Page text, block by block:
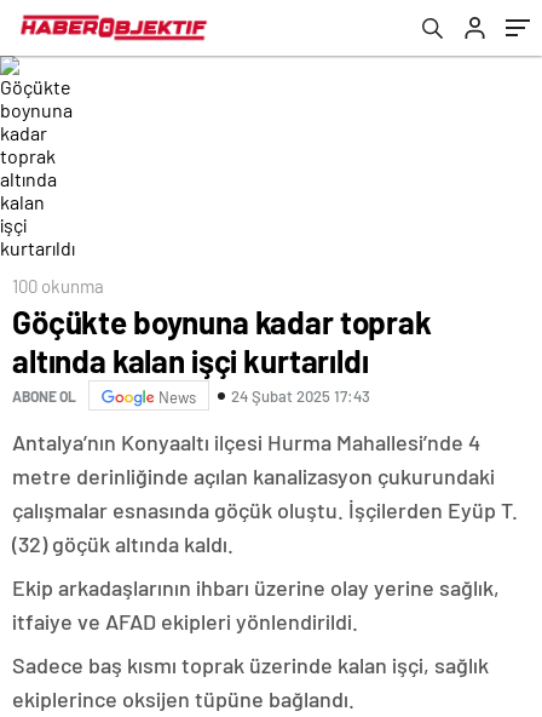
100 okunma
Göçükte boynuna kadar toprak
altında kalan işçi kurtarıldı
ABONE OL News 24 Şubat 2025 17:43
Antalya’nın Konyaaltı ilçesi Hurma Mahallesi’nde 4
metre derinliğinde açılan kanalizasyon çukurundaki
çalışmalar esnasında göçük oluştu. İşçilerden Eyüp T.
(32) göçük altında kaldı.
Ekip arkadaşlarının ihbarı üzerine olay yerine sağlık,
itfaiye ve AFAD ekipleri yönlendirildi.
Sadece baş kısmı toprak üzerinde kalan işçi, sağlık
ekiplerince oksijen tüpüne bağlandı.